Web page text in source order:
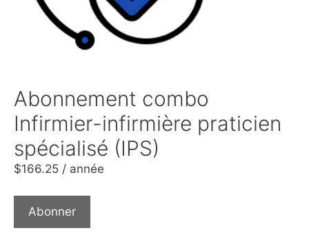
Abonnement combo
Infirmier-infirmière praticien
spécialisé (IPS)
$166.25 / année
Abonner